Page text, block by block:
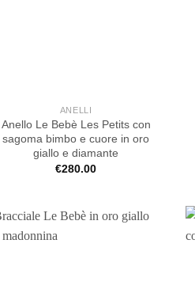
ANELLI
Anello Le Bebè Les Petits con
sagoma bimbo e cuore in oro
giallo e diamante
€280.00